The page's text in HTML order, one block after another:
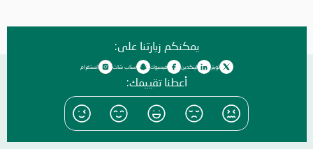
يمكنكم زيارتنا على:
تويتر لينكدين فيسبوك سناب شات انستغرام
أعطنا تقييمك: